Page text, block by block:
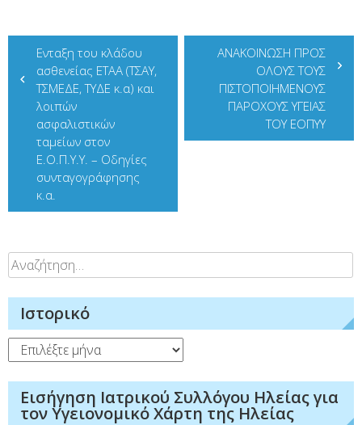
Πλοήγηση
άρθρων
Ενταξη του κλάδου
ασθενείας ΕΤΑΑ (ΤΣΑΥ,
ΤΣΜΕΔΕ, ΤΥΔΕ κ.α) και
λοιπών
ασφαλιστικών
ταμείων στον
Ε.Ο.Π.Υ.Υ. – Οδηγίες
συνταγογράφησης
κ.α.
ΑΝΑΚΟΙΝΩΣΗ ΠΡΟΣ
ΟΛΟΥΣ ΤΟΥΣ
ΠΙΣΤΟΠΟΙΗΜΕΝΟΥΣ
ΠΑΡΟΧΟΥΣ ΥΓΕΙΑΣ
ΤΟΥ ΕΟΠΥΥ
Αναζήτηση
για:
Ιστορικό
Ιστορικό
Εισήγηση Ιατρικού Συλλόγου Ηλείας για
τον Υγειονομικό Χάρτη της Ηλείας